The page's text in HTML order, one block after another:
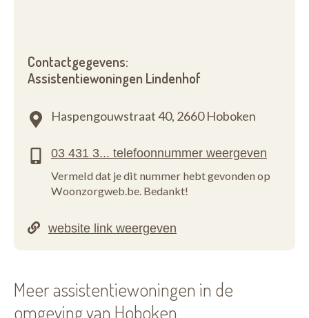
Contactgegevens:
Assistentiewoningen Lindenhof
Haspengouwstraat 40, 2660 Hoboken
Vermeld dat je dit nummer hebt gevonden op
Woonzorgweb.be. Bedankt!
Meer assistentiewoningen in de
omgeving van Hoboken